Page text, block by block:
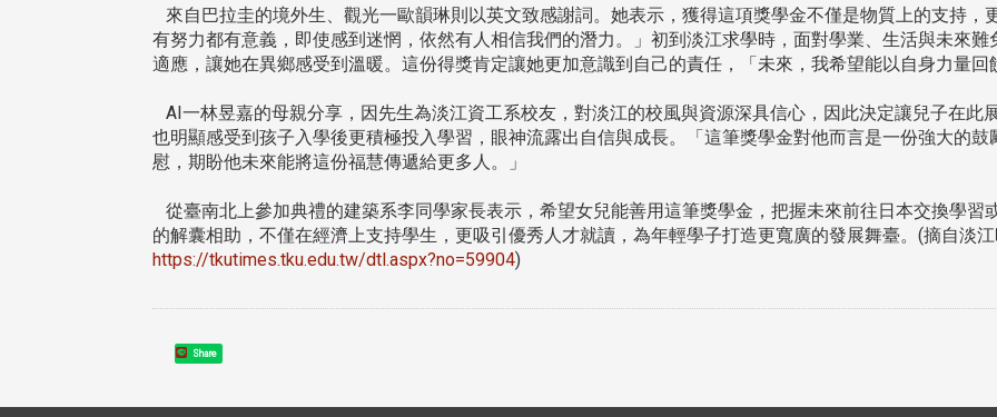
來自巴拉圭的境外生、觀光一歐韻琳則以英文致感謝詞。她表示，獲得這項獎學金不僅是物質上的支持，
有努力都有意義，即使感到迷惘，依然有人相信我們的潛力。」初到淡江求學時，面對學業、生活與未來
適應，讓她在異鄉感受到溫暖。這份得獎肯定讓她更加意識到自己的責任，「未來，我希望能以自身力量
AI一林昱嘉的母親分享，因先生為淡江資工系校友，對淡江的校風與資源深具信心，因此決定讓兒子在此
也明顯感受到孩子入學後更積極投入學習，眼神流露出自信與成長。「這筆獎學金對他而言是一份強大的
慰，期盼他未來能將這份福慧傳遞給更多人。」
從臺南北上參加典禮的建築系李同學家長表示，希望女兒能善用這筆獎學金，把握未來前往日本交換學習
的解囊相助，不僅在經濟上支持學生，更吸引優秀人才就讀，為年輕學子打造更寬廣的發展舞臺。(摘自淡
https://tkutimes.tku.edu.tw/dtl.aspx?no=59904)
Share